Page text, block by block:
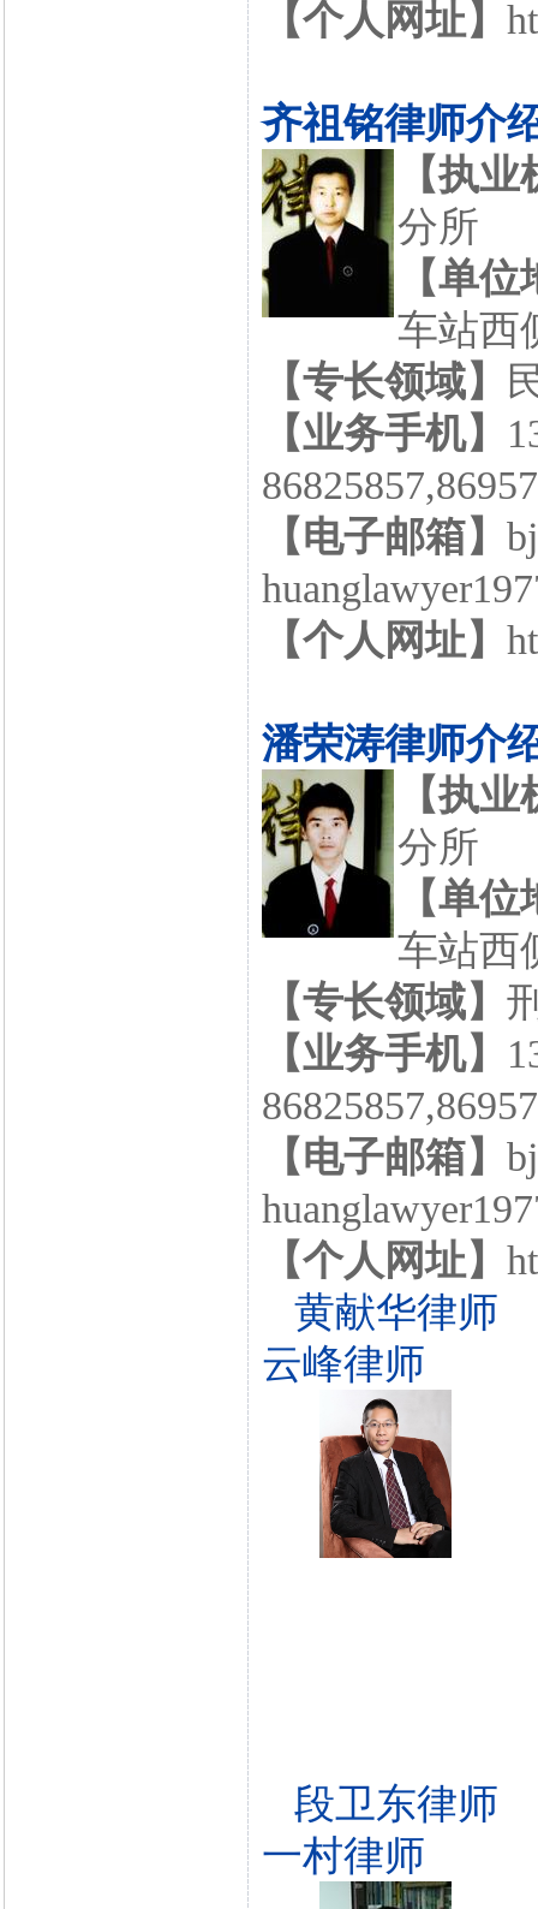
【个人网址】
齐祖铭律师介
【执
分所
【单
车站西
【专长领域】
【业务手机】
【电子邮箱】
【个人网址】
潘荣涛律师介
【执
分所
【单
车站西
【专长领域】
【业务手机】
【电子邮箱】
【个人网址】
黄献华律师
云峰律师
段卫东律师
一村律师